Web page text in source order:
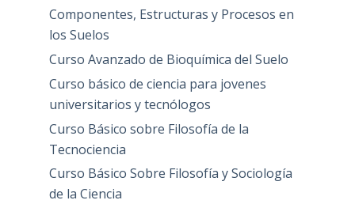
Componentes, Estructuras y Procesos en
los Suelos
Curso Avanzado de Bioquímica del Suelo
Curso básico de ciencia para jovenes
universitarios y tecnólogos
Curso Básico sobre Filosofía de la
Tecnociencia
Curso Básico Sobre Filosofía y Sociología
de la Ciencia